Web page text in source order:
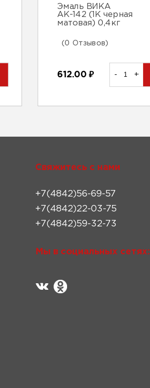
Эмаль ВИКА
АК-142 (1К черная
матовая) 0,4кг
(0 Отзывов)
612.00₽ - +
Свяжитесь с нами
+7(4842)56-69-57
+7(4842)22-03-75
+7(4842)59-32-73
Мы в социальных сетях: